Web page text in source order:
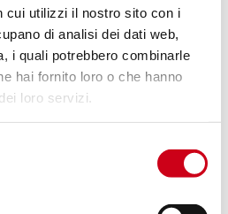
cui utilizzi il nostro sito con i
di analisi dei dati web,
i quali potrebbero combinarle
hai fornito loro o che hanno
loro servizi.
Y27B-C21A70SMB
complète 2-1 acier inoxydable,
échappement Conico 70s acier
noir mat
DÉTAILS